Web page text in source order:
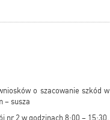
o szacowanie szkód w
– susza
nr 2 w godzinach 8:00 – 15:30.